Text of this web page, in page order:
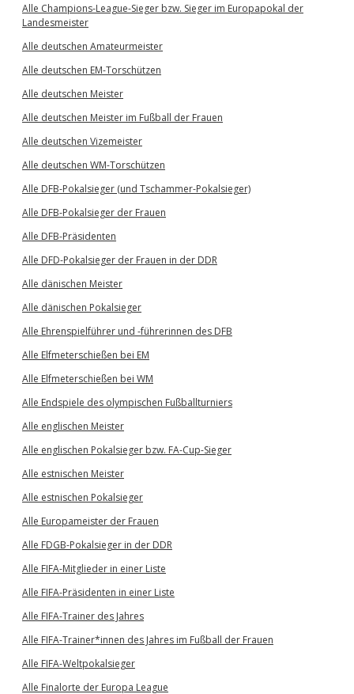
Alle Champions-League-Sieger bzw. Sieger im Europapokal der
Landesmeister
Alle deutschen Amateurmeister
Alle deutschen EM-Torschützen
Alle deutschen Meister
Alle deutschen Meister im Fußball der Frauen
Alle deutschen Vizemeister
Alle deutschen WM-Torschützen
Alle DFB-Pokalsieger (und Tschammer-Pokalsieger)
Alle DFB-Pokalsieger der Frauen
Alle DFB-Präsidenten
Alle DFD-Pokalsieger der Frauen in der DDR
Alle dänischen Meister
Alle dänischen Pokalsieger
Alle Ehrenspielführer und -führerinnen des DFB
Alle Elfmeterschießen bei EM
Alle Elfmeterschießen bei WM
Alle Endspiele des olympischen Fußballturniers
Alle englischen Meister
Alle englischen Pokalsieger bzw. FA-Cup-Sieger
Alle estnischen Meister
Alle estnischen Pokalsieger
Alle Europameister der Frauen
Alle FDGB-Pokalsieger in der DDR
Alle FIFA-Mitglieder in einer Liste
Alle FIFA-Präsidenten in einer Liste
Alle FIFA-Trainer des Jahres
Alle FIFA-Trainer*innen des Jahres im Fußball der Frauen
Alle FIFA-Weltpokalsieger
Alle Finalorte der Europa League